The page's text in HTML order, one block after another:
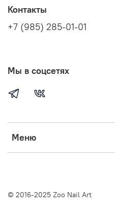
Меню
Контакты
+7 (985) 285-01-01
Мы в соцсетях
© 2016-2025 Zoo Nail Art